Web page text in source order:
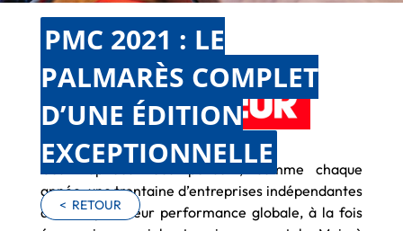
PMC 2021 : LE
PALMARÈS COMPLET
D’UNE ÉDITION
EXCEPTIONNELLE
< RETOUR
Ces trophées récompensent, comme chaque
année, une trentaine d’entreprises indépendantes
de BTP pour leur performance globale, à la fois